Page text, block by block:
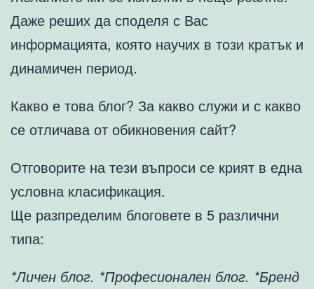
Даже реших да споделя с Вас
информацията, която научих в този кратък и
динамичен период.
Какво е това блог? За какво служи и с какво
се отличава от обикновения сайт?
Отговорите на тези въпроси се крият в една
условна класификация.
Ще разпределим блоговете в 5 различни
типа:
*Личен блог. *Професионален блог. *Бренд